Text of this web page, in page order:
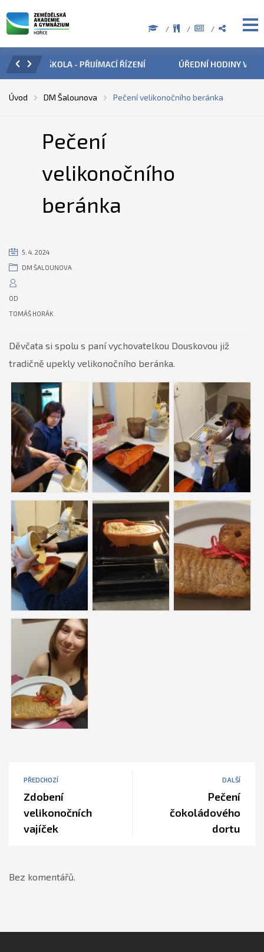
ÚŘEDNÍ HODINY V OBDOBÍ LETNÍCH PRÁZDNIN
Úvod DM Šalounova Pečení velikonočního beránka
Pečení
velikonočního
beránka
5. 4. 2024
DM ŠALOUNOVA
OD
TOMÁŠ HORÁK
Děvčata si spolu s paní vychovatelkou Douskovou již
tradičně upekly velikonočního beránka.
PŘEDCHOZÍ
Zdobení
velikonočních
vajíček
DALŠÍ
Pečení
čokoládového
dortu
Bez komentářů.